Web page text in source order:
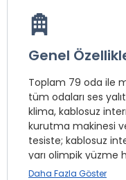
Genel
Toplam 79 oda ile
tüm odaları ses
klima, kablosuz
kurutma makinesi
tesiste; kablosuz
yarı olimpik yüzme
mevcuttur.
Daha Fazla Göster